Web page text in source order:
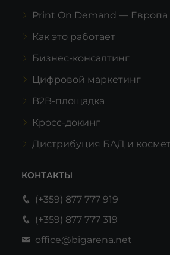
Print On Demand — Европа
Как это работает
Бизнес-консалтинг
Цифровой маркетинг
B2B-площадка
Кросс-докинг
Дистрибуция БАД и
КОНТАКТЫ
(+359) 877 777 919
(+359) 877 777 319
office@bigarena.net